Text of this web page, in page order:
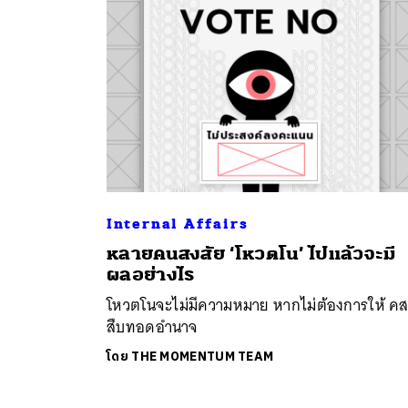
Internal Affairs
หลายคนสงสัย ‘โหวตโน’ ไปแล้วจะมี
ผลอย่างไร
โหวตโนจะไม่มีความหมาย หากไม่ต้องการให้ ค
สืบทอดอำนาจ
โดย THE MOMENTUM TEAM